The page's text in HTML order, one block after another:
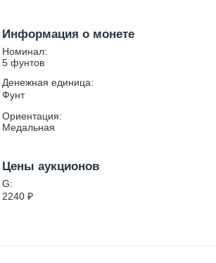
Информация о монете
Номинал:
5 фунтов
Денежная единица:
Фунт
Ориентация:
Медальная
Цены аукционов
G:
2240 ₽